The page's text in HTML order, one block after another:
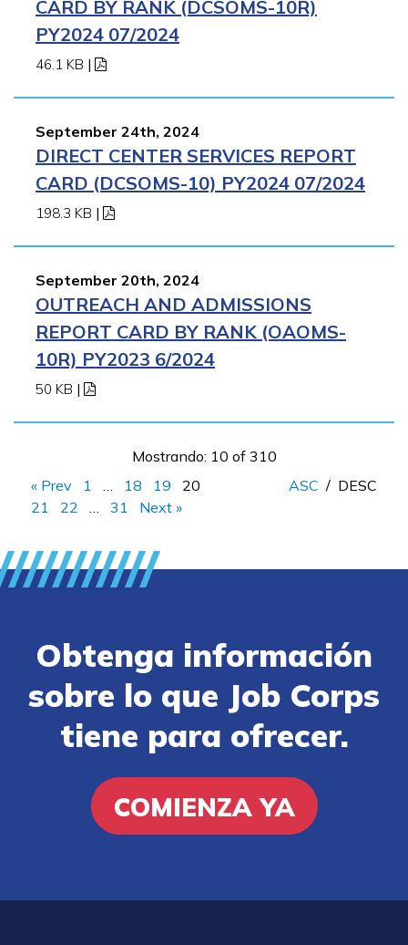
CARD BY RANK (DCSOMS-10R)
PY2024 07/2024
46.1 KB |
September 24th, 2024
DIRECT CENTER SERVICES REPORT
CARD (DCSOMS-10) PY2024 07/2024
198.3 KB |
September 20th, 2024
OUTREACH AND ADMISSIONS
REPORT CARD BY RANK (OAOMS-
10R) PY2023 6/2024
50 KB |
Mostrando: 10 of 310
« Prev
1 18 19
20
21
22 31 Next »
ASC / DESC
Obtenga información
sobre lo que Job Corps
tiene para ofrecer.
COMIENZA YA